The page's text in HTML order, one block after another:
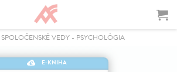
SPOLOČENSKÉ VEDY- PSYCHOLÓGIA
E-KNIHA